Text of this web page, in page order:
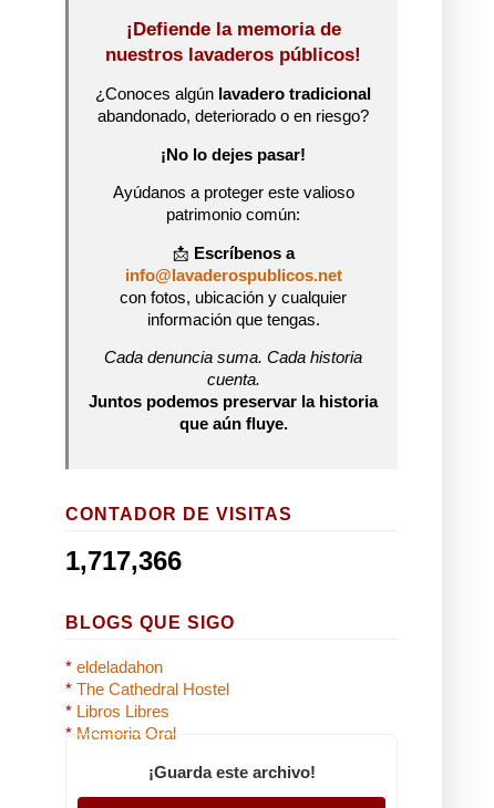
¡Defiende la memoria de
nuestros lavaderos públicos!
¿Conoces algún lavadero tradicional
abandonado, deteriorado o en riesgo?
¡No lo dejes pasar!
Ayúdanos a proteger este valioso
patrimonio común:
📩 Escríbenos a
info@lavaderospublicos.net
con fotos, ubicación y cualquier
información que tengas.
Cada denuncia suma. Cada historia
cuenta.
Juntos podemos preservar la historia
que aún fluye.
CONTADOR DE VISITAS
1,717,366
BLOGS QUE SIGO
* eldeladahon
* The Cathedral Hostel
* Libros Libres
* Memoria Oral
¡Guarda este archivo!